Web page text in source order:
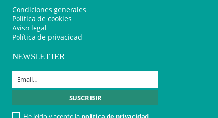
Condiciones generales
Política de cookies
Aviso legal
Política de privacidad
NEWSLETTER
He leído y acepto la política de privacidad